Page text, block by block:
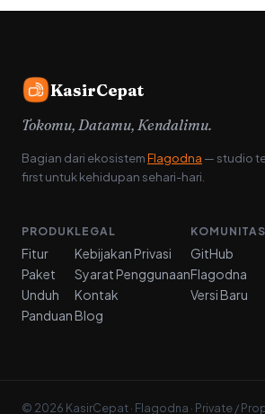
KasirCepat
Tokomu, Datamu, Kendalimu.
Bagian dari ekosistemFlagodna — studio
first untuk kehidupan sehari-hari.
PRODUK
Fitur
Paket
Unduh
Panduan
LEGAL
Kebijakan Privasi
Syarat Penggunaan
Kontak
Blog
KOMUNITAS
GitHub
Flagodna
Versi Baru
© 2026 KasirCepat · Flagodna · Private /